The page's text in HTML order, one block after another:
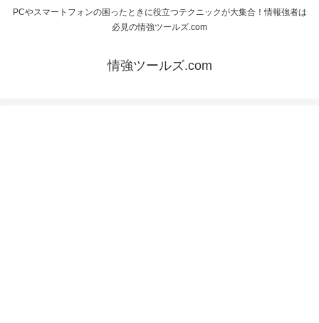
PCやスマートフォンの困ったときに役立つテクニックが大集合！情報強者は
必見の情強ツールズ.com
情強ツールズ.com